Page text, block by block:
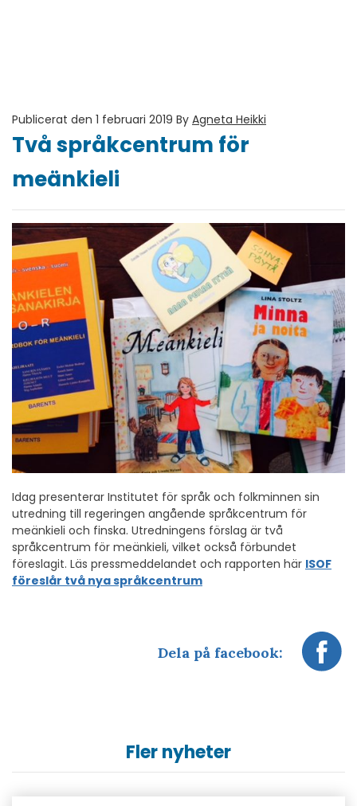
Publicerat den 1 februari 2019 By Agneta Heikki
Två språkcentrum för
meänkieli
Idag presenterar Institutet för språk och folkminnen sin
utredning till regeringen angående språkcentrum för
meänkieli och finska. Utredningens förslag är två
språkcentrum för meänkieli, vilket också förbundet
föreslagit. Läs pressmeddelandet och rapporten här ISOF
föreslår två nya språkcentrum
Dela på facebook:
Fler nyheter